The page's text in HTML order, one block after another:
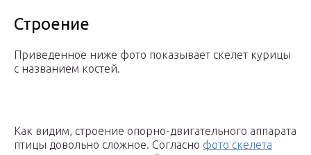
Строение
Приведенное ниже фото показывает скелет курицы
с названием костей.
Как видим, строение опорно-двигательного аппарата
птицы довольно сложное. Согласно фото скелета